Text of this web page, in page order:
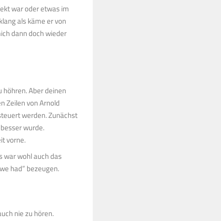
war oder etwas im
als käme er von
dann doch wieder
Aber deinen
Zeilen von Arnold
werden. Zunächst
wurde.
vorne.
war wohl auch das
had” bezeugen.
nie zu hören.